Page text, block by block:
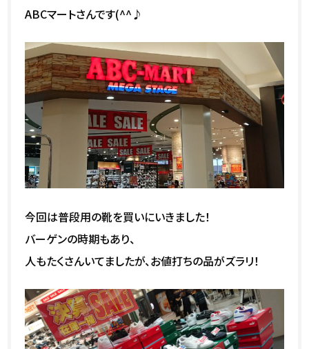
ABCマートさんです(^^♪
今回は普段用の靴を買いにいきました！
バーゲンの時期もあり、
人もたくさんいてましたが、お値打ちの品がズラリ！